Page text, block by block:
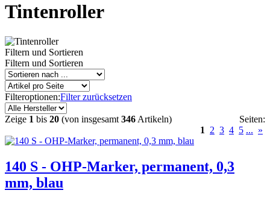
Tintenroller
Filtern und Sortieren
Filtern und Sortieren
Filteroptionen:Filter zurücksetzen
Zeige 1 bis 20 (von insgesamt 346 Artikeln)
Seiten:
1
2 3 4 5 ... »
140 S - OHP-Marker, permanent, 0,3
mm, blau